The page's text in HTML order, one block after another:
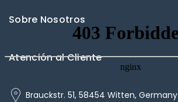
Sobre Nosotros
Atención al Cliente
Brauckstr. 51, 58454 Witten, Germany